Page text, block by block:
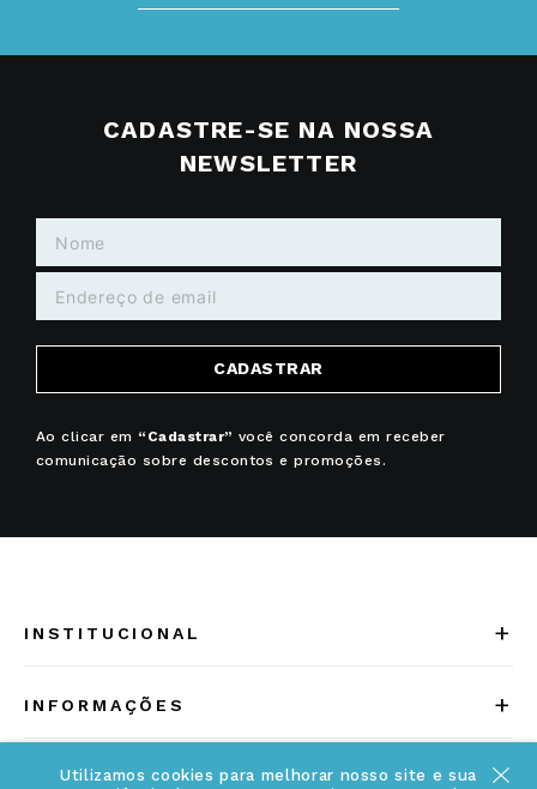
Utilizamos cookies para melhorar nosso site e sua
CADASTRE-SE NA NOSSA
NEWSLETTER
CADASTRAR
Ao clicar em “Cadastrar” você concorda em receber
comunicação sobre descontos e promoções.
INSTITUCIONAL +
Fale Conosco
INFORMAÇÕES +